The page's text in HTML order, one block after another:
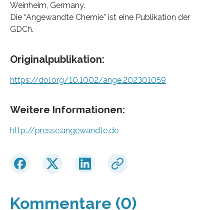
Weinheim, Germany.
Die “Angewandte Chemie” ist eine Publikation der
GDCh.
Originalpublikation:
https://doi.org/10.1002/ange.202301059
Weitere Informationen:
http://presse.angewandte.de
Kommentare (0)